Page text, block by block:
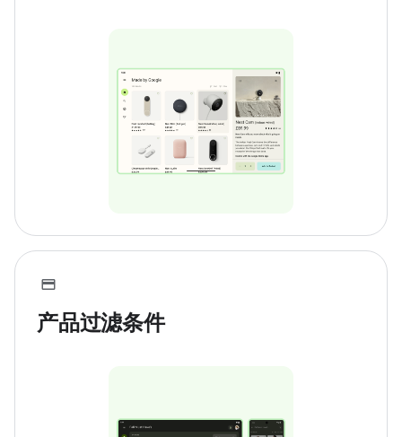
产品过滤条件